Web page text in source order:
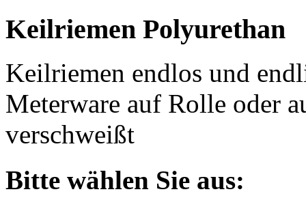
Keilriemen Polyurethan
Keilriemen endlos und
Meterware auf Rolle oder
verschweißt
Bitte wählen Sie aus: